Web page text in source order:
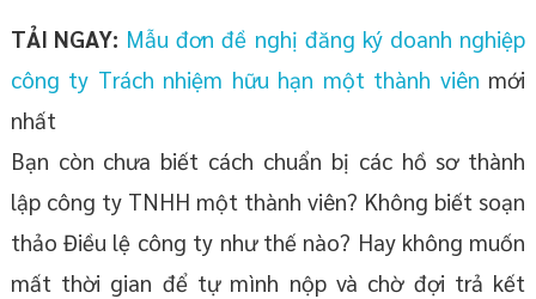
TẢI NGAY: Mẫu đơn đề nghị đăng ký doanh nghiệp
công ty Trách nhiệm hữu hạn một thành viên mới
nhất
Bạn còn chưa biết cách chuẩn bị các hồ sơ thành
lập công ty TNHH một thành viên? Không biết soạn
thảo Điều lệ công ty như thế nào? Hay không muốn
mất thời gian để tự mình nộp và chờ đợi trả kết